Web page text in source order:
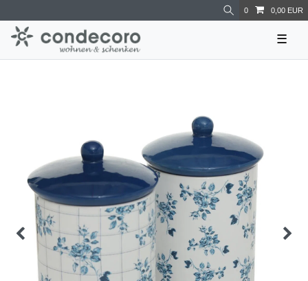
0 0,00 EUR
☰